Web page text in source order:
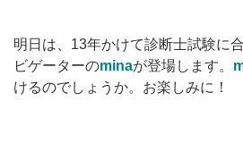
明日は、13年かけて診断士試験に
ビゲーターのminaが登場します。
けるのでしょうか。お楽しみに！